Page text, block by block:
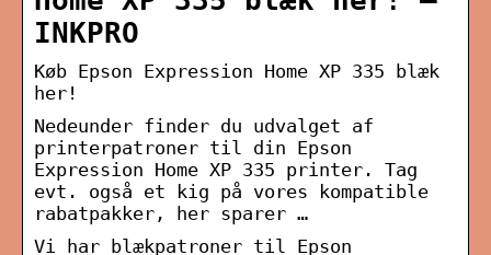
INKPRO
Køb Epson Expression Home XP 335 blæk
her!
Nedeunder finder du udvalget af
printerpatroner til din Epson
Expression Home XP 335 printer. Tag
evt. også et kig på vores kompatible
rabatpakker, her sparer …
Vi har blækpatroner til Epson